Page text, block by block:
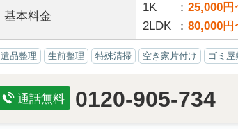
基本料金
1K 25,000円
2LDK
80,000円
遺品整理 生前整理 特殊清掃 空き家片付け ゴミ屋
通話無料 0120-905-734